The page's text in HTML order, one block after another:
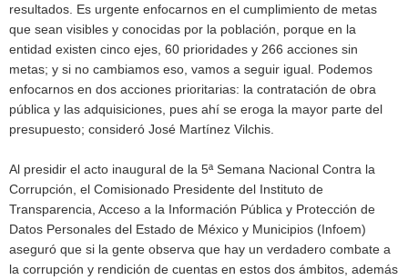
resultados. Es urgente enfocarnos en el cumplimiento de metas
que sean visibles y conocidas por la población, porque en la
entidad existen cinco ejes, 60 prioridades y 266 acciones sin
metas; y si no cambiamos eso, vamos a seguir igual. Podemos
enfocarnos en dos acciones prioritarias: la contratación de obra
pública y las adquisiciones, pues ahí se eroga la mayor parte del
presupuesto; consideró José Martínez Vilchis.
Al presidir el acto inaugural de la 5ª Semana Nacional Contra la
Corrupción, el Comisionado Presidente del Instituto de
Transparencia, Acceso a la Información Pública y Protección de
Datos Personales del Estado de México y Municipios (Infoem)
aseguró que si la gente observa que hay un verdadero combate a
la corrupción y rendición de cuentas en estos dos ámbitos, además